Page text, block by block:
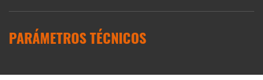
PARÁMETROS TÉCNICOS